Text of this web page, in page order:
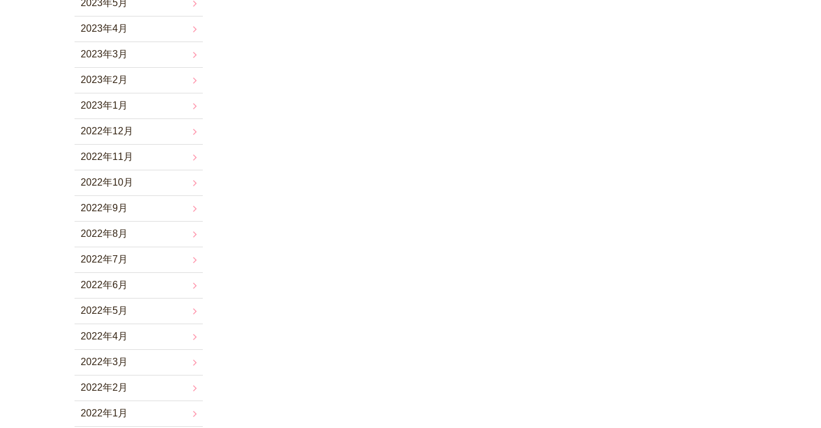
2023年5月
2023年4月
2023年3月
2023年2月
2023年1月
2022年12月
2022年11月
2022年10月
2022年9月
2022年8月
2022年7月
2022年6月
2022年5月
2022年4月
2022年3月
2022年2月
2022年1月